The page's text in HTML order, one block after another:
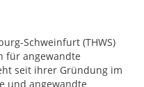
Schweinfurt (THWS)
für angewandte
seit ihrer Gründung im
und angewandte